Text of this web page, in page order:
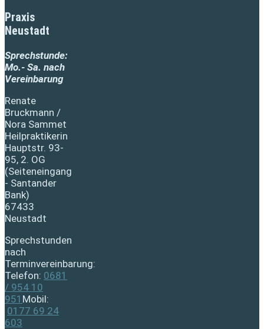
Praxis
Neustadt
Sprechstunde:
Mo.- Sa. nach
Vereinbarung
Renate
Bruckmann /
Nora Sammet
Heilpraktikerin
Hauptstr. 93-
95, 2. OG
(Seiteneingang
- Santander
Bank)
67433
Neustadt
Sprechstunden
nach
Terminvereinbarung:
Telefon: 0681
/ 954 10
951 Mobil:
0177 69 24
603